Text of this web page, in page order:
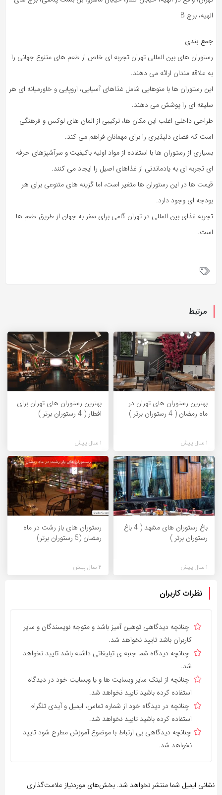
الهیه، برج B
جمع بندی
رستوران‌ های بین‌ المللی تهران تجربه‌ ای خاص از طعم‌ های متنوع جهانی را
به علاقه‌ مندان ارائه می‌ دهند.
این رستوران‌ ها با منوهایی شامل غذاهای آسیایی، اروپایی و خاورمیانه‌ ای هر
سلیقه‌ ای را پوشش می‌ دهند.
طراحی داخلی اغلب این مکان‌ ها، ترکیبی از المان‌ های لوکس و فرهنگی
است که فضای دلپذیری را برای مهمانان فراهم می‌ کند.
بسیاری از رستوران‌ ها با استفاده از مواد اولیه باکیفیت و سرآشپزهای حرفه‌
ای تجربه‌ ای به‌ یادماندنی از غذاهای اصیل را ایجاد می‌ کنند.
قیمت‌ ها در این رستوران‌ ها متغیر است، اما گزینه‌ های متنوعی برای هر
بودجه‌ ای وجود دارد.
تجربه غذای بین‌ المللی در تهران گامی برای سفر به جهان از طریق طعم‌ ها
است.
مرتبط
بهترین رستوران های تهران در
ماه رمضان ( 4 رستوران برتر )
1 سال پیش
بهترین رستوران های تهران برای
افطار ( 4 رستوران برتر )
1 سال پیش
باغ رستوران های مشهد ( 4 باغ
رستوران برتر )
1 سال پیش
رستوران های باز رشت در ماه
رمضان (5 رستوران برتر)
2 سال پیش
نظرات کاربران
چنانچه دیدگاهی توهین آمیز باشد و متوجه نویسندگان و سایر
کاربران باشد تایید نخواهد شد.
چنانچه دیدگاه شما جنبه ی تبلیغاتی داشته باشد تایید نخواهد
شد.
چنانچه از لینک سایر وبسایت ها و یا وبسایت خود در دیدگاه
استفاده کرده باشید تایید نخواهد شد.
چنانچه در دیدگاه خود از شماره تماس، ایمیل و آیدی تلگرام
استفاده کرده باشید تایید نخواهد شد.
چنانچه دیدگاهی بی ارتباط با موضوع آموزش مطرح شود تایید
نخواهد شد.
نشانی ایمیل شما منتشر نخواهد شد. بخش‌های موردنیاز علامت‌گذاری